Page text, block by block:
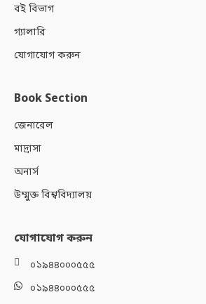
বই বিভাগ
গ্যালারি
যোগাযোগ করুন
Book Section
জেনারেল
মাদ্রাসা
অনার্স
উম্মুক্ত বিশ্ববিদ্যালয়
যোগাযোগ করুন
০১৯৪৪০০০৫৫৫
০১৯৪৪০০০৫৫৫